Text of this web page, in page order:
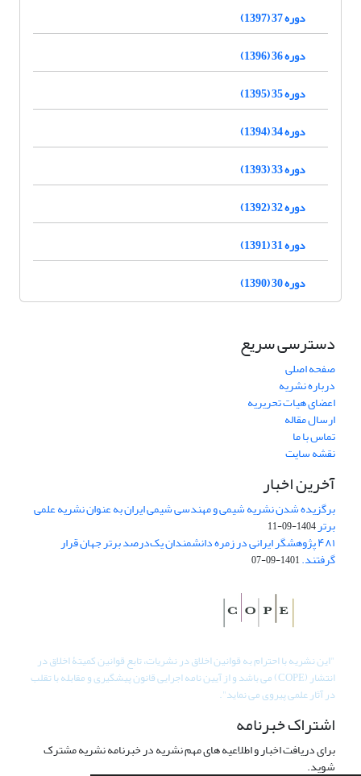
دوره 37 (1397)
دوره 36 (1396)
دوره 35 (1395)
دوره 34 (1394)
دوره 33 (1393)
دوره 32 (1392)
دوره 31 (1391)
دوره 30 (1390)
دسترسی سریع
صفحه اصلی
درباره نشریه
اعضای هیات تحریریه
ارسال مقاله
تماس با ما
نقشه سایت
آخرین اخبار
برگزیده شدن نشریه شیمی و مهندسی شیمی ایران به عنوان نشریه علمی
برتر1404-09-11
۴۸۱ پژوهشگر ایرانی در زمره دانشمندان یک‌درصد برتر جهان قرار
گرفتند.1401-09-07
"این نشریه با احترام به قوانین اخلاق در نشریات، تابع قوانین کمیتۀ اخلاق در
انتشار (COPE) می باشد و از آیین نامه اجرایی قانون پیشگیری و مقابله با تقلب
در آثار علمی پیروی می نماید".
اشتراک خبرنامه
برای دریافت اخبار و اطلاعیه های مهم نشریه در خبرنامه نشریه مشترک
شوید.